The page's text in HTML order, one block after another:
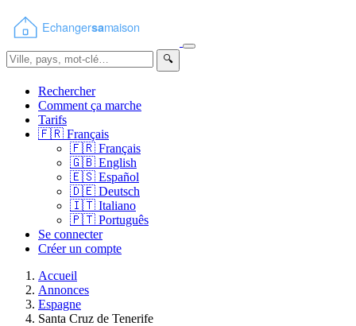
🔍
Rechercher
Comment ça marche
Tarifs
🇫🇷 Français
🇫🇷 Français
🇬🇧 English
🇪🇸 Español
🇩🇪 Deutsch
🇮🇹 Italiano
🇵🇹 Português
Se connecter
Créer un compte
Accueil
Annonces
Espagne
Santa Cruz de Tenerife